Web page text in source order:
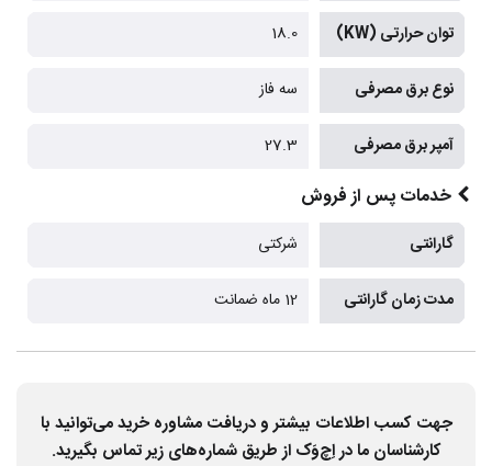
توان حرارتی (KW) 18.0
نوع برق مصرفی سه فاز
آمپر برق مصرفی 27.3
خدمات پس از فروش
گارانتی شرکتی
مدت زمان گارانتی 12 ماه ضمانت
جهت کسب اطلاعات بیشتر و دریافت مشاوره خرید می‌توانید با
کارشناسان ما در اِچ‌وَک از طریق شماره‌های زیر تماس بگیرید.